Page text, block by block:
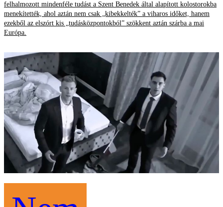
felhalmozott mindenféle tudást a Szent Benedek által alapított kolostorokba
menekítették, ahol aztán nem csak „kibekkelték” a viharos időket, hanem
ezekből az elszórt kis „tudásközpontokból” szökkent aztán szárba a mai
Európa.